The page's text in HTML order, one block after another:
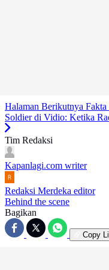
Halaman Berikutnya
Soldier di Vidio: Ketika
Tim Redaksi
Kapanlagi.com writer
Redaksi Merdeka editor
Behind the scene
Bagikan
Copy